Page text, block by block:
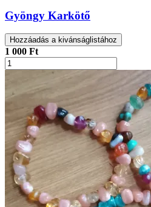
Gyöngy Karkötő
Hozzáadás a kivánságlistához
1 000 Ft